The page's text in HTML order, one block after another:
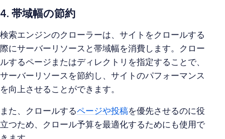
4. 帯域幅の節約
検索エンジンのクローラーは、サイトをクロールする
際にサーバーリソースと帯域幅を消費します。クロー
ルするページまたはディレクトリを指定することで、
サーバーリソースを節約し、サイトのパフォーマンス
を向上させることができます。
また、クロールするページや投稿を優先させるのに役
立つため、クロール予算を最適化するためにも使用で